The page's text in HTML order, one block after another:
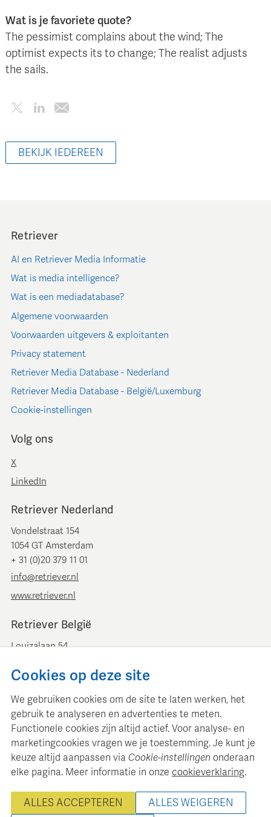
Wat is je favoriete quote?
The pessimist complains about the wind; The
optimist expects its to change; The realist adjusts
the sails.
BEKIJK IEDEREEN
Retriever
AI en Retriever Media Informatie
Wat is media intelligence?
Wat is een mediadatabase?
Algemene voorwaarden
Voorwaarden uitgevers & exploitanten
Privacy statement
Retriever Media Database - Nederland
Retriever Media Database - België/Luxemburg
Cookie-instellingen
Volg ons
X
LinkedIn
Retriever Nederland
Vondelstraat 154
1054 GT Amsterdam
+ 31 (0)20 379 11 01
info@retriever.nl
www.retriever.nl
Retriever België
Louizalaan 54
+ 32 (0)2 893 00 52
www.retrievermedia.be
Retriever Media Informatie onderhoudt een gestructureerde
mediadatabase voor professionele mediaplanning en analyse.
© 2000 - 2026 Retriever Media Informatie B.V. - Alle rechten
Cookies op deze site
We gebruiken cookies om de site te laten werken, het
gebruik te analyseren en advertenties te meten.
Functionele cookies zijn altijd actief. Voor analyse- en
marketingcookies vragen we je toestemming. Je kunt je
keuze altijd aanpassen via Cookie-instellingen onderaan
elke pagina. Meer informatie in onze cookieverklaring.
ALLES ACCEPTEREN ALLES WEIGEREN